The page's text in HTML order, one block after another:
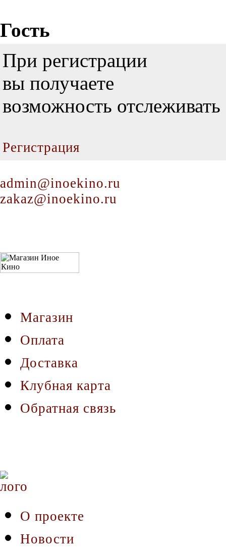
Гость
При регистрации
вы получаете
возможность
Регистрация
admin@inoekino.ru
zakaz@inoekino.ru
Магазин
Оплата
Доставка
Клубная карта
Обратная связь
О проекте
Новости